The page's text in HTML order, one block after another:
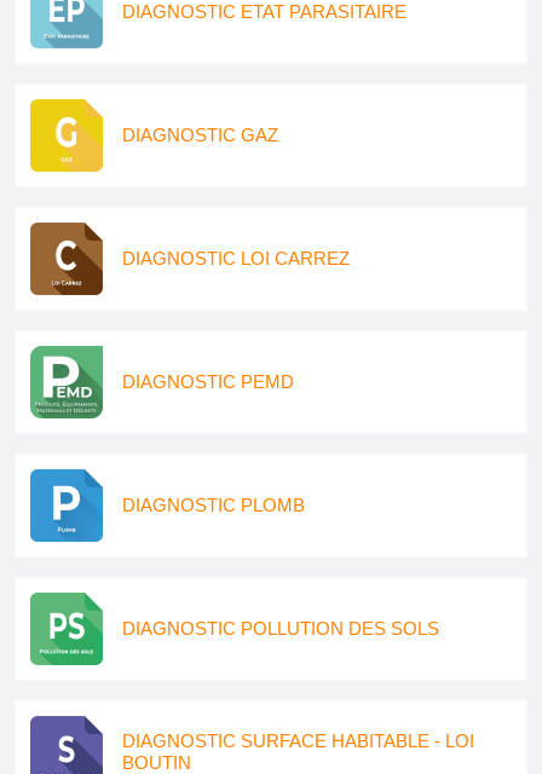
DIAGNOSTIC ETAT PARASITAIRE
DIAGNOSTIC GAZ
DIAGNOSTIC LOI CARREZ
DIAGNOSTIC PEMD
DIAGNOSTIC PLOMB
DIAGNOSTIC POLLUTION DES SOLS
DIAGNOSTIC SURFACE HABITABLE - LOI
BOUTIN